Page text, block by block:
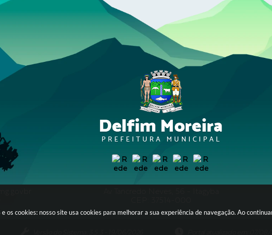
cookies: nosso site usa cookies para melhorar a sua experiência de navegação. Ao